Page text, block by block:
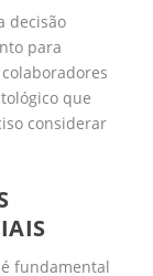
decisão
para
que
considerar
fundamental